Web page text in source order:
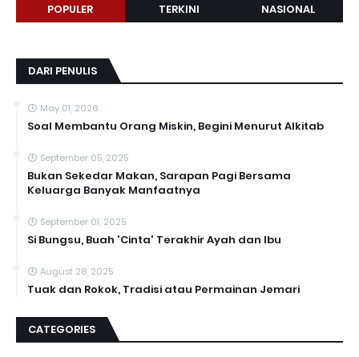
POPULER TERKINI NASIONAL
DARI PENULIS
May 01, 2026
Soal Membantu Orang Miskin, Begini Menurut Alkitab
September 05, 2025
Bukan Sekedar Makan, Sarapan Pagi Bersama
Keluarga Banyak Manfaatnya
September 01, 2025
Si Bungsu, Buah 'Cinta' Terakhir Ayah dan Ibu
August 28, 2025
Tuak dan Rokok, Tradisi atau Permainan Jemari
CATEGORIES